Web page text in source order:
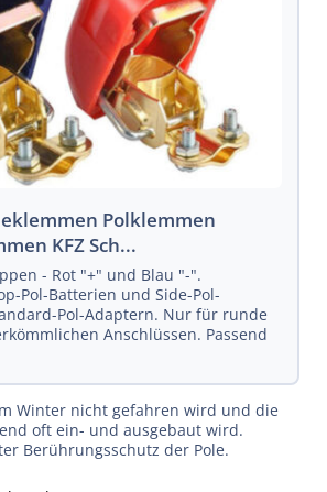
Polklemmen
KFZ Sch...
- Rot "+" und Blau "-".
Pol-Batterien und Side-Pol-
Pol-Adaptern. Nur für runde
Anschlüssen. Passend
Winter nicht gefahren wird und die
oft ein- und ausgebaut wird.
Berührungsschutz der Pole.